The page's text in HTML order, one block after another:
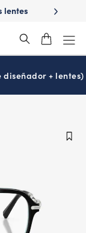
lentes
¿Es
diseñador + lentes)